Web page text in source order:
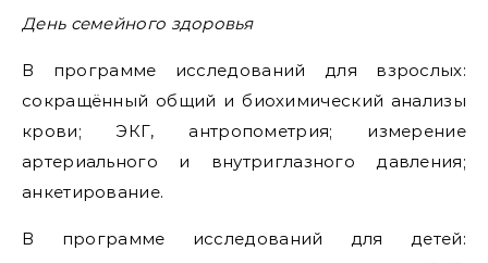
День семейного здоровья
В программе исследований для взрослых:
сокращённый общий и биохимический анализы
крови; ЭКГ, антропометрия; измерение
артериального и внутриглазного давления;
анкетирование.
В программе исследований для детей: